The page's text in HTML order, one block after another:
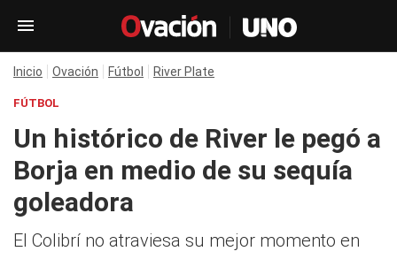
Inicio Ovación Fútbol River Plate
FÚTBOL
Un histórico de River le pegó a
Borja en medio de su sequía
goleadora
El Colibrí no atraviesa su mejor momento en